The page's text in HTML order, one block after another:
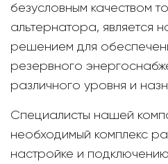
безусловным качеством
альтернатора, является
решением для
резервного
различного уровня и
Специалисты нашей
необходимый комплекс
настройке и